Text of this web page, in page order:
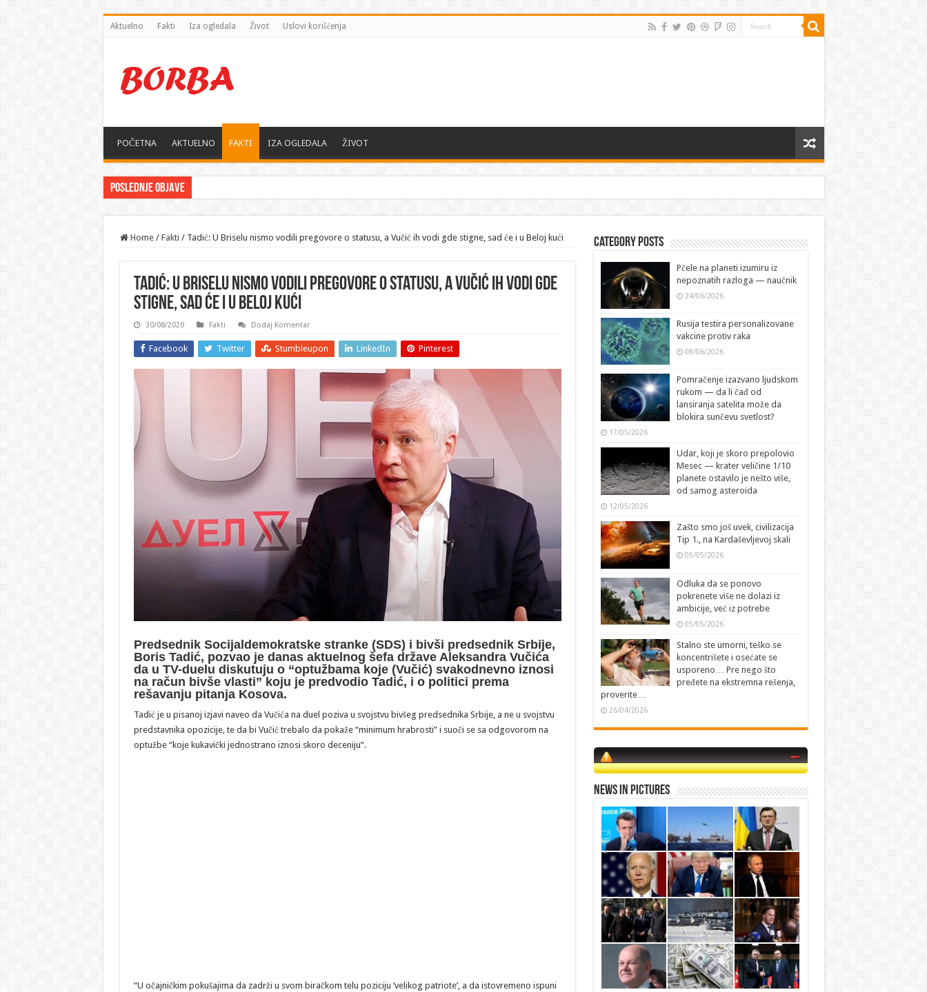
Aktuelno Fakti Iza ogledala Život Uslovi korišćenja
POČETNA AKTUELNO FAKTI IZA OGLEDALA ŽIVOT
Poslednje objave
Home / Fakti / Tadić: U Briselu nismo vodili pregovore o statusu, a Vučić ih vodi gde stigne, sad će i u Beloj kući
Tadić: U Briselu nismo vodili pregovore o statusu, a Vučić ih vodi gde
stigne, sad će i u Beloj kući
30/08/2020 Fakti Dodaj Komentar
Facebook Twitter Stumbleupon LinkedIn Pinterest
Predsednik Socijaldemokratske stranke (SDS) i bivši predsednik Srbije,
Boris Tadić, pozvao je danas aktuelnog šefa države Aleksandra Vučića
da u TV-duelu diskutuju o “optužbama koje (Vučić) svakodnevno iznosi
na račun bivše vlasti” koju je predvodio Tadić, i o politici prema
rešavanju pitanja Kosova.
Tadić je u pisanoj izjavi naveo da Vučića na duel poziva u svojstvu bivšeg predsednika Srbije, a ne u svojstvu
predstavnika opozicije, te da bi Vučić trebalo da pokaže “minimum hrabrosti” i suoči se sa odgovorom na
optužbe “koje kukavički jednostrano iznosi skoro deceniju”.
“U očajničkim pokušajima da zadrži u svom biračkom telu poziciju ‘velikog patriote’, a da istovremeno ispuni
Category Posts
Pčele na planeti izumiru iz
nepoznatih razloga — naučnik
24/06/2026
Rusija testira personalizovane
vakcine protiv raka
08/06/2026
Pomračenje izazvano ljudskom
rukom — da li čađ od
lansiranja satelita može da
blokira sunčevu svetlost?
17/05/2026
Udar, koji je skoro prepolovio
Mesec — krater veličine 1/10
planete ostavilo je nešto više,
od samog asteroida
12/05/2026
Zašto smo još uvek, civilizacija
Tip 1., na Kardaševljevoj skali
05/05/2026
Odluka da se ponovo
pokrenete više ne dolazi iz
ambicije, već iz potrebe
05/05/2026
Stalno ste umorni, teško se
koncentrišete i osećate se
usporeno… Pre nego što
pređete na ekstremna rešenja,
proverite…
26/04/2026
News in Pictures